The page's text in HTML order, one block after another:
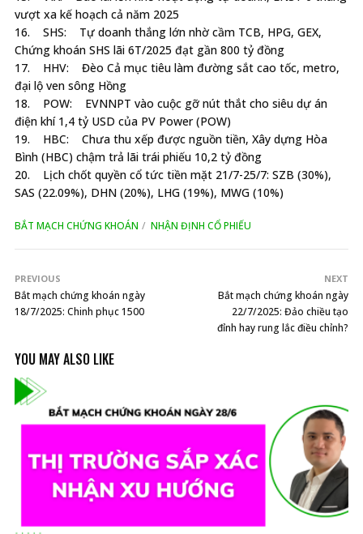
vượt xa kế hoạch cả năm 2025
16. SHS: Tự doanh thắng lớn nhờ cầm TCB, HPG, GEX,
Chứng khoán SHS lãi 6T/2025 đạt gần 800 tỷ đồng
17. HHV: Đèo Cả mục tiêu làm đường sắt cao tốc, metro,
đại lộ ven sông Hồng
18. POW: EVNNPT vào cuộc gỡ nút thắt cho siêu dự án
điện khí 1,4 tỷ USD của PV Power (POW)
19. HBC: Chưa thu xếp được nguồn tiền, Xây dựng Hòa
Bình (HBC) chậm trả lãi trái phiếu 10,2 tỷ đồng
20. Lịch chốt quyền cổ tức tiền mặt 21/7-25/7: SZB (30%),
SAS (22.09%), DHN (20%), LHG (19%), MWG (10%)
BẮT MẠCH CHỨNG KHOÁN NHẬN ĐỊNH CỔ PHIẾU
PREVIOUS
Bắt mạch chứng khoán ngày
18/7/2025: Chinh phục 1500
NEXT
Bắt mạch chứng khoán ngày
22/7/2025: Đảo chiều tạo
đỉnh hay rung lắc điều chỉnh?
YOU MAY ALSO LIKE